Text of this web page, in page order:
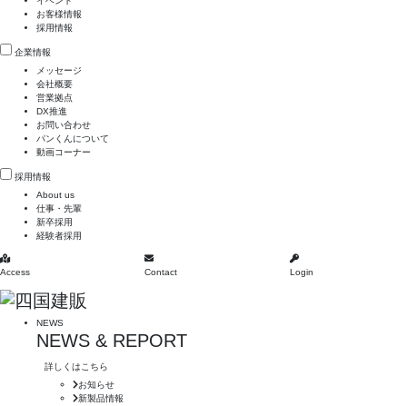
お客様情報
採用情報
企業情報
メッセージ
会社概要
営業拠点
DX推進
お問い合わせ
パンくんについて
動画コーナー
採用情報
About us
仕事・先輩
新卒採用
経験者採用
Access Contact Login
NEWS
NEWS & REPORT
詳しくはこちら
お知らせ
新製品情報